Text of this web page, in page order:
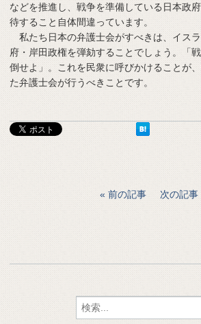
などを推進し、戦争を準備している日本政
待すること自体間違っています。
私たち日本の弁護士会がすべきは、イス
府・岸田政権を弾劾することでしょう。「
倒せよ」。これを民衆に呼びかけることが
た弁護士会が行うべきことです。
前の記事 次の記事